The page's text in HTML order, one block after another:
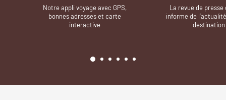
Notre appli voyage avec GPS,
bonnes adresses et carte
interactive
La revue de presse
informe de
destination